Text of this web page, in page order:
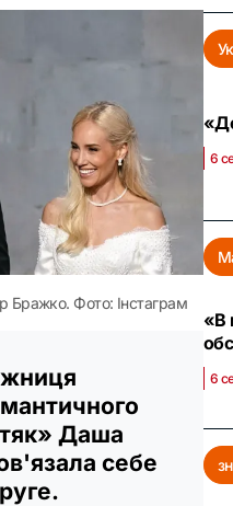
Бражко. Фото: Інстаграм
Даша
себе
6
«В
6